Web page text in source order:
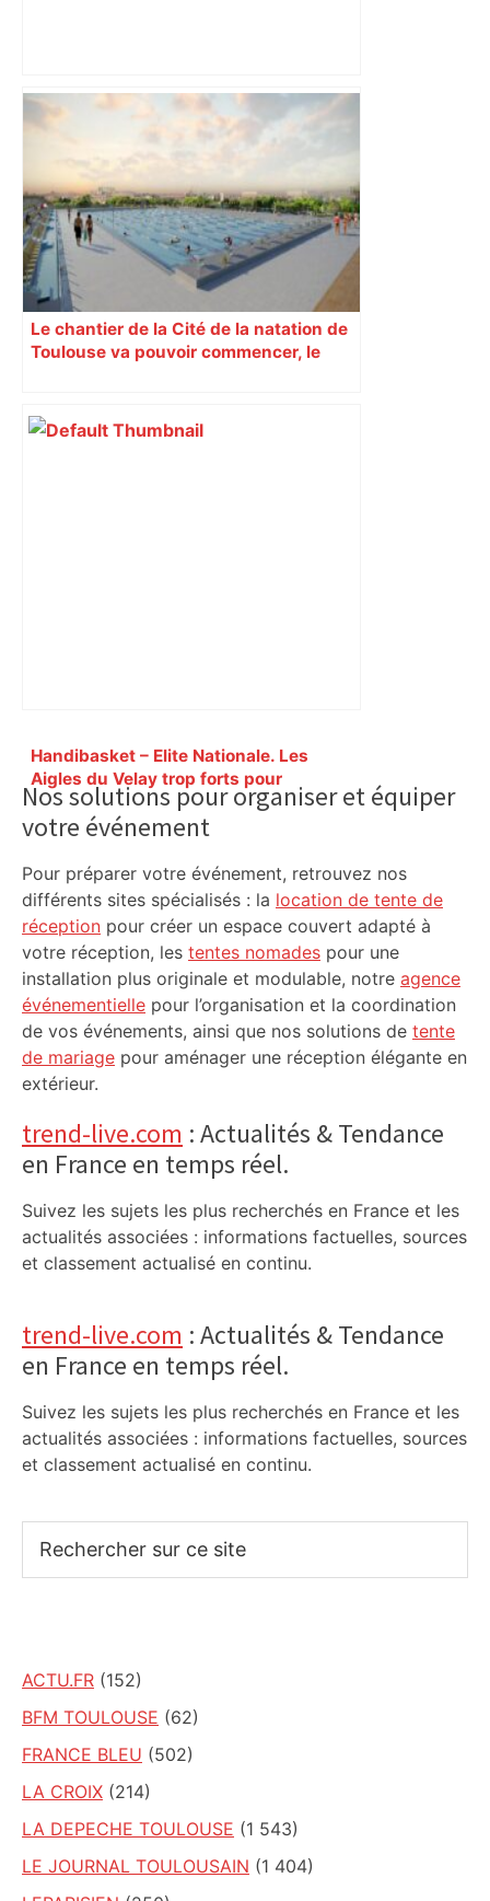
Lavelanet. Lisa Garcia et Charlyne Pujol
à l’assaut du Pôle Espoir de Toulouse –
ladepeche.fr
Le chantier de la Cité de la natation de
Toulouse va pouvoir commencer, le
Handibasket – Elite Nationale. Les
Aigles du Velay trop forts pour
Toulouse – Le Progrès
Primary
Sidebar
Nos solutions pour organiser et équiper
votre événement
Pour préparer votre événement, retrouvez nos
différents sites spécialisés : la location de tente de
réception pour créer un espace couvert adapté à
votre réception, les tentes nomades pour une
installation plus originale et modulable, notre agence
événementielle pour l’organisation et la coordination
de vos événements, ainsi que nos solutions de tente
de mariage pour aménager une réception élégante en
extérieur.
trend-live.com : Actualités & Tendance
en France en temps réel.
Suivez les sujets les plus recherchés en France et les
actualités associées : informations factuelles, sources
et classement actualisé en continu.
trend-live.com : Actualités & Tendance
en France en temps réel.
Suivez les sujets les plus recherchés en France et les
actualités associées : informations factuelles, sources
et classement actualisé en continu.
sur
ACTU.FR (152)
BFM TOULOUSE (62)
FRANCE BLEU (502)
LA CROIX (214)
LA DEPECHE TOULOUSE (1 543)
LE JOURNAL TOULOUSAIN (1 404)